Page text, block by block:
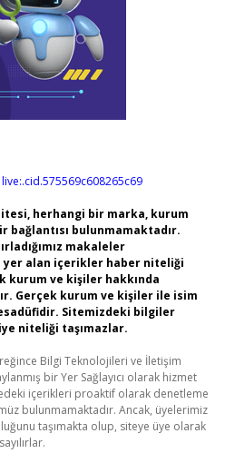
live:.cid.575569c608265c69
herhangi bir marka, kurum
bağlantısı bulunmamaktadır.
makaleler
yer alan içerikler haber niteliği
kurum ve kişiler hakkında
Gerçek kurum ve kişiler ile isim
Sitemizdeki bilgiler
niteliği taşımazlar.
Bilgi Teknolojileri ve İletişim
bir Yer Sağlayıcı olarak hizmet
içerikleri proaktif olarak denetleme
bulunmamaktadır. Ancak, üyelerimiz
taşımakta olup, siteye üye olarak